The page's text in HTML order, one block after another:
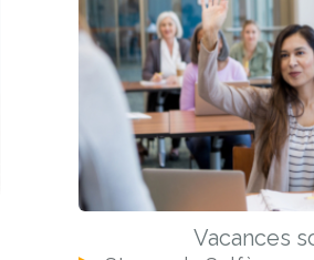
Vacances